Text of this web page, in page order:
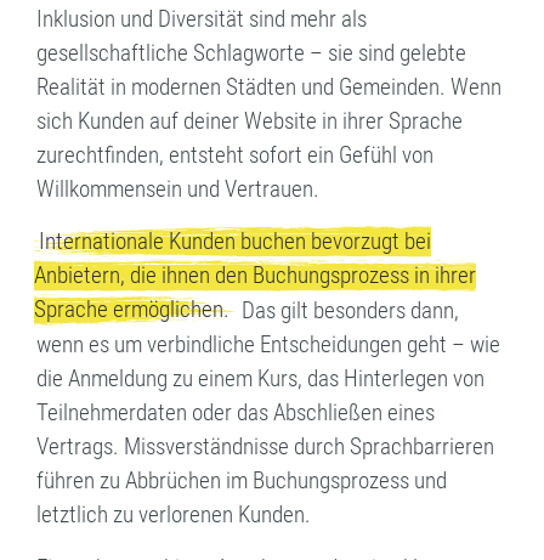
Inklusion und Diversität sind mehr als
gesellschaftliche Schlagworte – sie sind gelebte
Realität in modernen Städten und Gemeinden. Wenn
sich Kunden auf deiner Website in ihrer Sprache
zurechtfinden, entsteht sofort ein Gefühl von
Willkommensein und Vertrauen.
Internationale Kunden buchen bevorzugt bei
Anbietern, die ihnen den Buchungsprozess in ihrer
Sprache ermöglichen. Das gilt besonders dann,
wenn es um verbindliche Entscheidungen geht – wie
die Anmeldung zu einem Kurs, das Hinterlegen von
Teilnehmerdaten oder das Abschließen eines
Vertrags. Missverständnisse durch Sprachbarrieren
führen zu Abbrüchen im Buchungsprozess und
letztlich zu verlorenen Kunden.